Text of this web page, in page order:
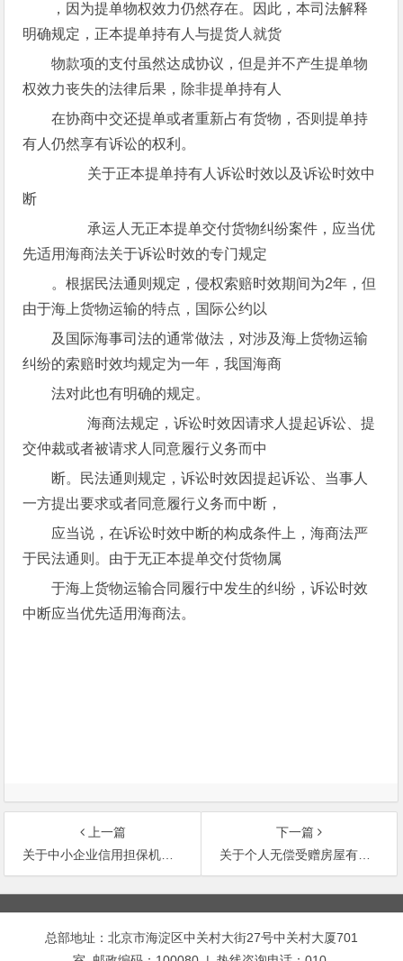
，因为提单物权效力仍然存在。因此，本司法解释
明确规定，正本提单持有人与提货人就货
物款项的支付虽然达成协议，但是并不产生提单物
权效力丧失的法律后果，除非提单持有人
在协商中交还提单或者重新占有货物，否则提单持
有人仍然享有诉讼的权利。
关于正本提单持有人诉讼时效以及诉讼时效中
断
承运人无正本提单交付货物纠纷案件，应当优
先适用海商法关于诉讼时效的专门规定
。根据民法通则规定，侵权索赔时效期间为2年，但
由于海上货物运输的特点，国际公约以
及国际海事司法的通常做法，对涉及海上货物运输
纠纷的索赔时效均规定为一年，我国海商
法对此也有明确的规定。
海商法规定，诉讼时效因请求人提起诉讼、提
交仲裁或者被请求人同意履行义务而中
断。民法通则规定，诉讼时效因提起诉讼、当事人
一方提出要求或者同意履行义务而中断，
应当说，在诉讼时效中断的构成条件上，海商法严
于民法通则。由于无正本提单交付货物属
于海上货物运输合同履行中发生的纠纷，诉讼时效
中断应当优先适用海商法。
上一篇
关于中小企业信用担保机构有关准备金税前扣除问题的通知
下一篇
关于个人无偿受赠房屋有关个人所得税问题的通知
文
章
总部地址：北京市海淀区中关村大街27号中关村大厦701